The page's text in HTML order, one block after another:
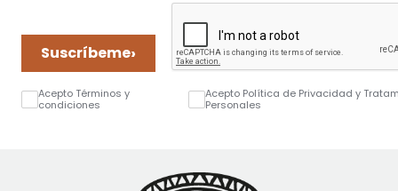
Suscríbeme›
Acepto Términos y
condiciones
Acepto Política de Privacidad y
Personales